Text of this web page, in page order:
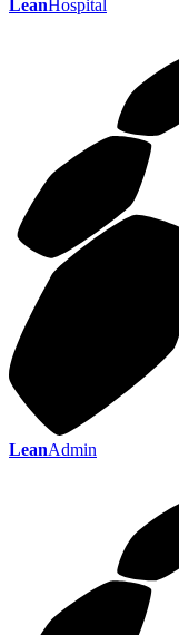
Lean Hospital
LeanAdmin